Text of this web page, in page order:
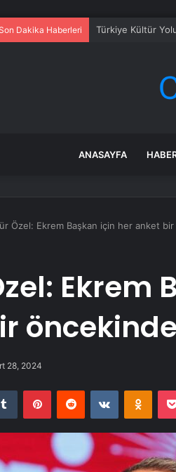
Son Dakika Haberleri Türkiye Kültür
ANASAYFA
Özel: Ekrem Başkan için her anket
Ekrem
28, 2024
Tumblr PinterestReddit VKontakte